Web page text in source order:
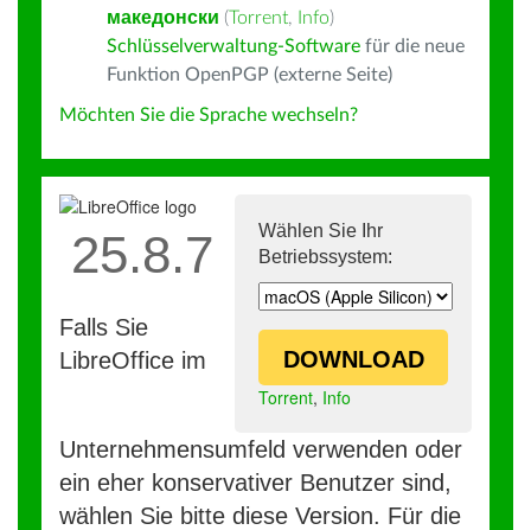
македонски (Torrent, Info)
Schlüsselverwaltung-Software für die neue
Funktion OpenPGP (externe Seite)
Möchten Sie die Sprache wechseln?
Wählen Sie Ihr
Betriebssystem:
DOWNLOAD
Torrent, Info
25.8.7
Falls Sie
LibreOffice im
Unternehmensumfeld verwenden oder
ein eher konservativer Benutzer sind,
wählen Sie bitte diese Version. Für die